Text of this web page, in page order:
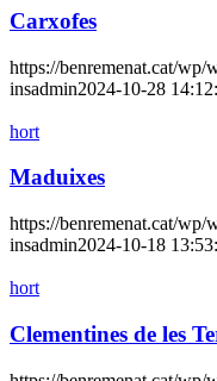
Carxofes
https://benremenat.cat/
insadmin2024-10-28
hort
Maduixes
https://benremenat.cat/
insadmin2024-10-18
hort
Clementines de les